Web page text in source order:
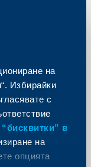
на
Избирайки
с
в
на
опцията
ЕАД с
през